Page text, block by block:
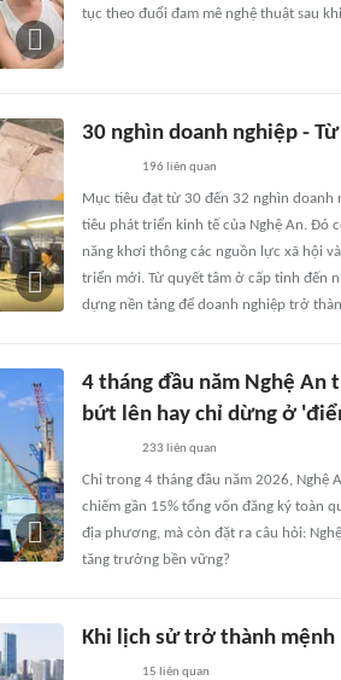
tục theo đuổi đam mê nghệ thuật sau
30 nghìn doanh nghiệp -
196 liên quan
Mục tiêu đạt từ 30 đến 32 nghìn doanh
tiêu phát triển kinh tế của Nghệ An. Đó
năng khơi thông các nguồn lực xã hội
triển mới. Từ quyết tâm ở cấp tỉnh đến
dựng nền tảng để doanh nghiệp trở
4 tháng đầu năm Nghệ An
bứt lên hay chỉ dừng ở
233 liên quan
Chỉ trong 4 tháng đầu năm 2026, Nghệ
chiếm gần 15% tổng vốn đăng ký toàn
địa phương, mà còn đặt ra câu hỏi:
tăng trưởng bền vững?
Khi lịch sử trở thành mệnh
15 liên quan